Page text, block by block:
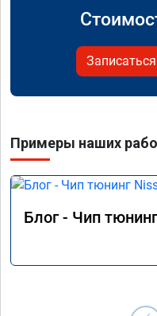
Записаться
Примеры наших
Блог - Чип